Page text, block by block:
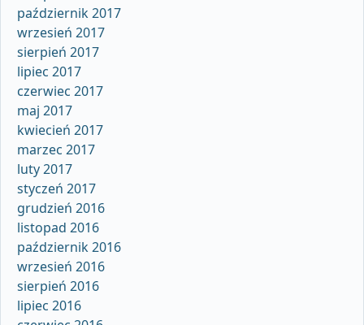
październik 2017
wrzesień 2017
sierpień 2017
lipiec 2017
czerwiec 2017
maj 2017
kwiecień 2017
marzec 2017
luty 2017
styczeń 2017
grudzień 2016
listopad 2016
październik 2016
wrzesień 2016
sierpień 2016
lipiec 2016